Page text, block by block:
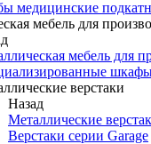
медицинские
мебель для
мебель для
верстаки
Назад
Металлические
Верстаки серии Garage